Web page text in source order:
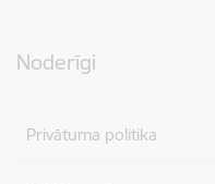
Noderīgi
Privātuma politika